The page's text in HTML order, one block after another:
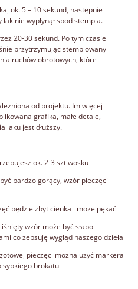
ok. 5 – 10 sekund, następnie
nie wypłynął spod stempla.
20-30 sekund. Po tym czasie
przytrzymując stemplowany
ruchów obrotowych, które
od projektu. Im więcej
grafika, małe detale,
laku jest dłuższy.
ok. 2-3 szt wosku
bardzo gorący, wzór pieczęci
będzie zbyt cienka i może pękać
wzór może być słabo
co zepsuję wygląd naszego dzieła
pieczęci można użyć markera
sypkiego brokatu